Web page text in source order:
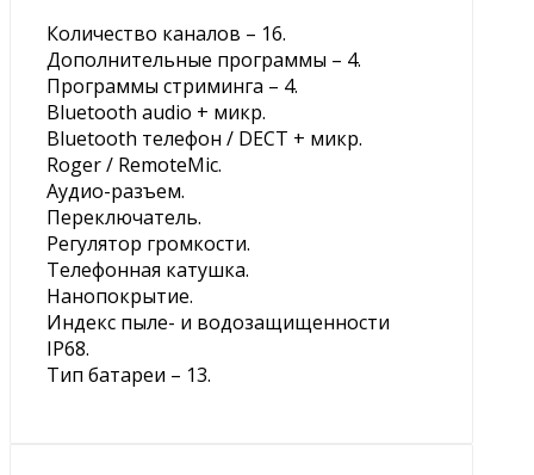
Количество каналов – 16.
Дополнительные программы – 4.
Программы стриминга – 4.
Bluetooth audio + микр.
Bluetooth телефон / DECT + микр.
Roger / RemoteMic.
Аудио-разъем.
Переключатель.
Регулятор громкости.
Телефонная катушка.
Нанопокрытие.
Индекс пыле- и водозащищенности
IP68.
Тип батареи – 13.